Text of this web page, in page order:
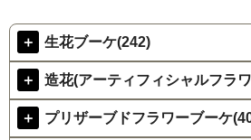
＋ 生花ブーケ(242)
＋ 造花(アーティフィシャルフラ
＋ プリザーブドフラワーブーケ